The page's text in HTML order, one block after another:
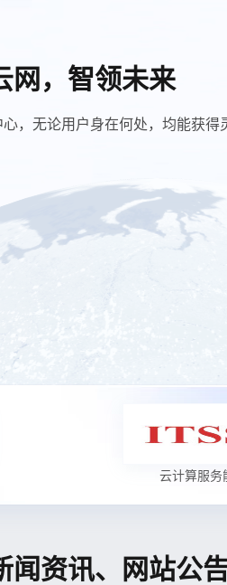
网，智领未来
，无论用户身在何处，均能获得
云计算服务
闻资讯、网站公